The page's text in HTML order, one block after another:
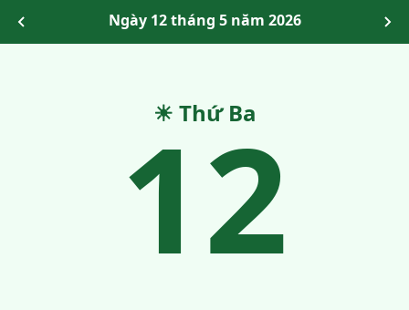
Ngày 12 tháng 5 năm 2026
☀ Thứ Ba
12